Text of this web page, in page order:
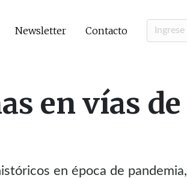
Newsletter Contacto
en vías de
en época de pandemia,